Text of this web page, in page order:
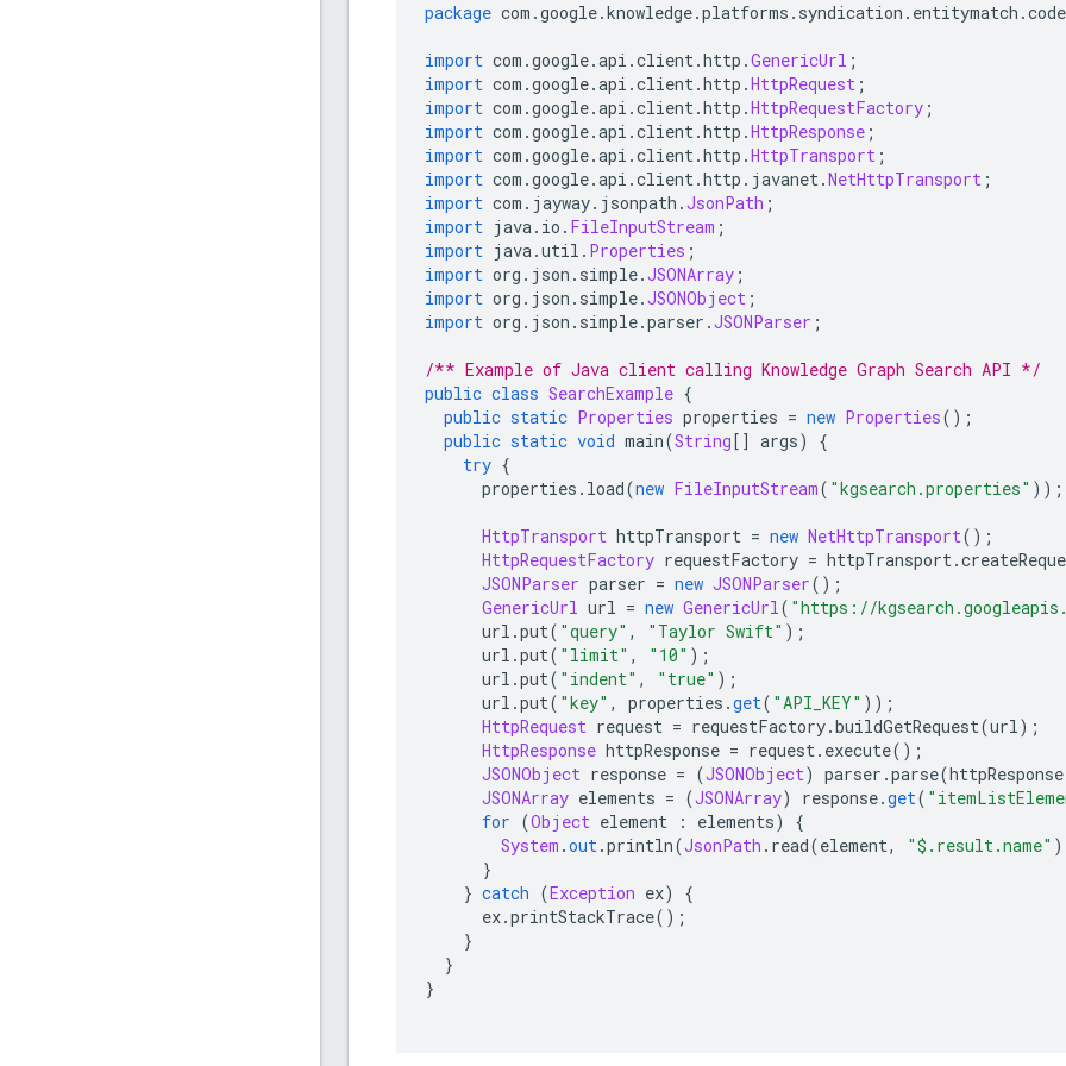
package com .google.knowledge.platforms . syndication . entitymatch .
import com .google.api .client.http .GenericUrl ;
import com .google.api .client.http .HttpRequest ;
import com .google.api .client.http .HttpRequestFactory ;
import com .google.api .client.http .HttpResponse ;
import com .google.api .client.http .HttpTransport ;
import com .google.api .client.http . javanet.NetHttpTransport ;
import com . jayway. jsonpath .JsonPath ;
import java. io . FileInputStream ;
import java.util . Properties ;
import org . json . simple.JSONArray ;
import org . json . simple.JSONObject ;
import org . json . simple.parser .JSONParser ;
/** Example of Java client calling Knowledge Graph Search API */
public class SearchExample {
public static Properties properties = new Properties();
public static void main(String[] args)
{
try {
properties . load(new FileInputStream( "kgsearch.properties" ));
HttpTransport httpTransport = new NetHttpTransport();
HttpRequestFactory requestFactory = httpTransport.
JSONParser parser = new JSONParser();
GenericUrl url = new GenericUrl( "https://
url .put( "query" , "Taylor Swift" );
url .put( "limit" , "10" );
url .put( "indent" , "true" );
url .put( "key" , properties .get( "API_KEY" ));
HttpRequest request = requestFactory.buildGetRequest(url);
HttpResponse httpResponse = request. execute();
JSONObject response = (JSONObject) parser .parse(httpResponse
JSONArray elements = (JSONArray) response.get(
for (Object element : elements)
{
System .out.println(JsonPath . read(element, "$.result.name"
}
} catch (Exception ex)
{
ex.printStackTrace();
}
}
}